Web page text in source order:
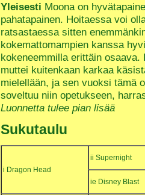
Yleisesti Moona on
pahatapainen. Hoitaessa voi
ratsastaessa sitten
kokemattomampien kanssa
kokeneemmilla erittäin
muttei kuitenkaan karkaa
mielellään, ja sen vuoksi tämä
soveltuu niin opetukseen,
Luonnetta tulee pian lisää
Sukutaulu
i Dragon Head
ii Supernight
ie Disney Blast